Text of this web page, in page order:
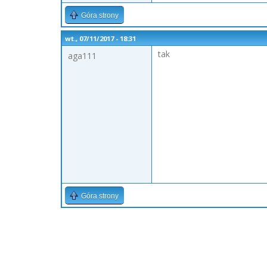
Góra strony
wt., 07/11/2017 - 18:31
aga111 tak
Góra strony